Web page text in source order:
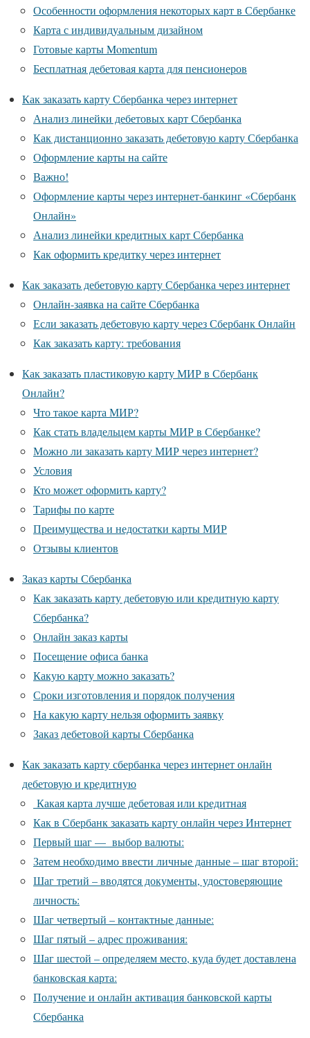
Особенности оформления некоторых карт в Сбербанке
Карта с индивидуальным дизайном
Готовые карты Momentum
Бесплатная дебетовая карта для пенсионеров
Как заказать карту Сбербанка через интернет
Анализ линейки дебетовых карт Сбербанка
Как дистанционно заказать дебетовую карту Сбербанка
Оформление карты на сайте
Важно!
Оформление карты через интернет-банкинг «Сбербанк
Онлайн»
Анализ линейки кредитных карт Сбербанка
Как оформить кредитку через интернет
Как заказать дебетовую карту Сбербанка через интернет
Онлайн-заявка на сайте Сбербанка
Если заказать дебетовую карту через Сбербанк Онлайн
Как заказать карту: требования
Как заказать пластиковую карту МИР в Сбербанк
Онлайн?
Что такое карта МИР?
Как стать владельцем карты МИР в Сбербанке?
Можно ли заказать карту МИР через интернет?
Условия
Кто может оформить карту?
Тарифы по карте
Преимущества и недостатки карты МИР
Отзывы клиентов
Заказ карты Сбербанка
Как заказать карту дебетовую или кредитную карту
Сбербанка?
Онлайн заказ карты
Посещение офиса банка
Какую карту можно заказать?
Сроки изготовления и порядок получения
На какую карту нельзя оформить заявку
Заказ дебетовой карты Сбербанка
Как заказать карту сбербанка через интернет онлайн
дебетовую и кредитную
Какая карта лучше дебетовая или кредитная
Как в Сбербанк заказать карту онлайн через Интернет
Первый шаг — выбор валюты:
Затем необходимо ввести личные данные – шаг второй:
Шаг третий – вводятся документы, удостоверяющие
личность:
Шаг четвертый – контактные данные:
Шаг пятый – адрес проживания:
Шаг шестой – определяем место, куда будет доставлена
банковская карта:
Получение и онлайн активация банковской карты
Сбербанка